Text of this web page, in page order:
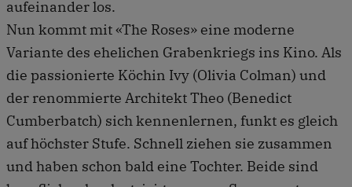
aufeinander los.
Nun kommt mit «The Roses» eine moderne
Variante des ehelichen Grabenkriegs ins Kino. Als
die passionierte Köchin Ivy (Olivia Colman) und
der renommierte Architekt Theo (Benedict
Cumberbatch) sich kennenlernen, funkt es gleich
auf höchster Stufe. Schnell ziehen sie zusammen
und haben schon bald eine Tochter. Beide sind